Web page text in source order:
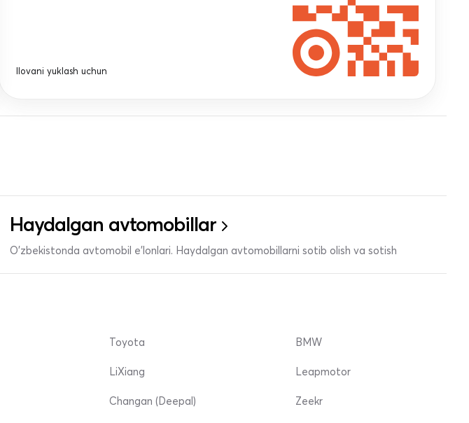
Ilovani yuklash uchun
Haydalgan avtomobillar
O'zbekistonda avtomobil e’lonlari. Haydalgan avtomobillarni sotib olish va sotish
Toyota
LiXiang
Changan (Deepal)
BMW
Leapmotor
Zeekr